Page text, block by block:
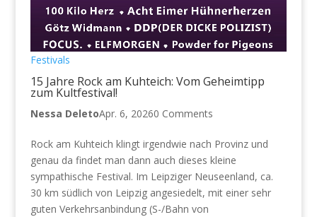
Festivals
15 Jahre Rock am Kuhteich: Vom Geheimtipp
zum Kultfestival!
Nessa DeletoApr. 6, 20260 Comments
Rock am Kuhteich klingt irgendwie nach Provinz und
genau da findet man dann auch dieses kleine
sympathische Festival. Im Leipziger Neuseenland, ca.
30 km südlich von Leipzig angesiedelt, mit einer sehr
guten Verkehrsanbindung (S-/Bahn von